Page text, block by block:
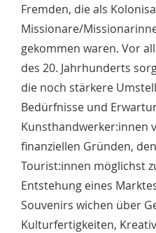
Fremden, die als
Missionare/
gekommen waren. Vor
des 20. Jahrhunderts
die noch stärkere
Bedürfnisse und
Kunsthandwerker:innen
finanziellen Gründen,
Tourist:innen möglichst
Entstehung eines
Souvenirs wichen über
Kulturfertigkeiten,